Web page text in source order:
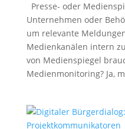
Presse- oder
Unternehmen oder
um relevante
Medienkanälen intern
von Medienspiegel
Medienmonitoring? Ja,